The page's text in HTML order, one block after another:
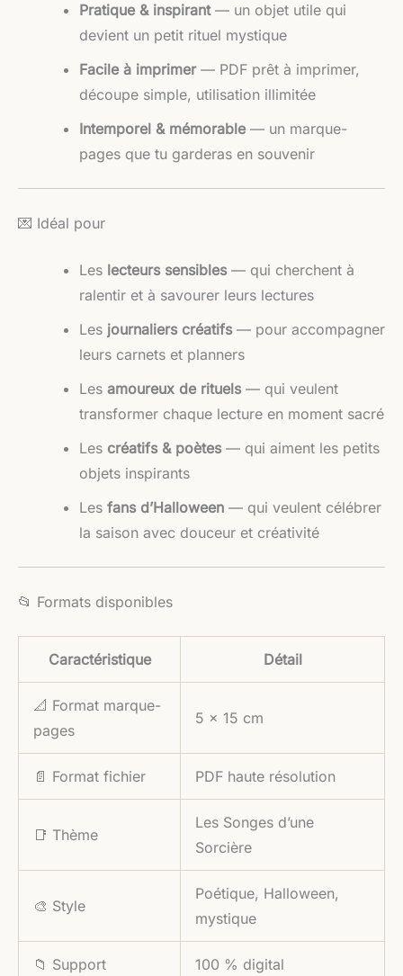
Pratique & inspirant— un objet utile qui
devient un petit rituel mystique
Facile à imprimer— PDF prêt à imprimer,
découpe simple, utilisation illimitée
Intemporel & mémorable— un marque-
pages que tu garderas en souvenir
💌 Idéal pour
Les lecteurs sensibles— qui cherchent à
ralentir et à savourer leurs lectures
Les journaliers créatifs— pour accompagner
leurs carnets et planners
Les amoureux de rituels— qui veulent
transformer chaque lecture en moment sacré
Les créatifs & poètes— qui aiment les petits
objets inspirants
Les fans d’Halloween — qui veulent célébrer
la saison avec douceur et créativité
📂 Formats disponibles
Caractéristique Détail
📐 Format marque-
pages
5 × 15 cm
📄 Format fichier PDF haute résolution
📑 Thème
Les Songes d’une
Sorcière
🎨 Style
Poétique, Halloween,
mystique
📁 Support 100 % digital